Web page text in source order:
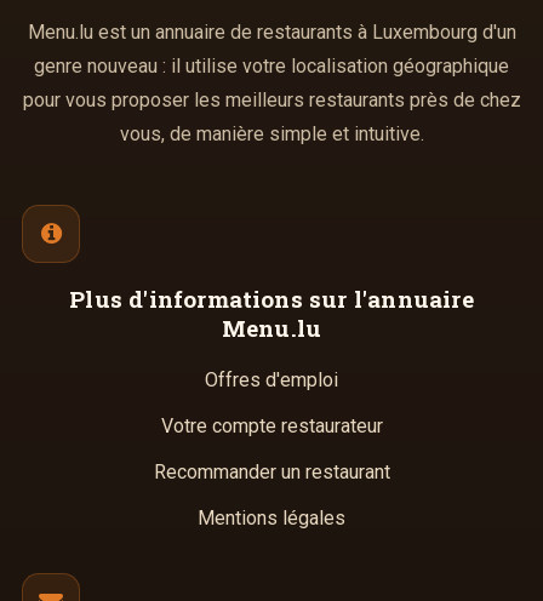
Menu.lu est un annuaire de restaurants à Luxembourg d'un
genre nouveau : il utilise votre localisation géographique
pour vous proposer les meilleurs restaurants près de chez
vous, de manière simple et intuitive.
Plus d'informations sur l'annuaire
Menu.lu
Offres d'emploi
Votre compte restaurateur
Recommander un restaurant
Mentions légales